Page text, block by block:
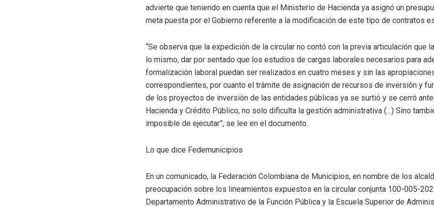
advierte que teniendo en cuenta que el Ministerio de Hacienda ya asignó un
meta puesta por el Gobierno referente a la modificación de este tipo de contratos
“Se observa que la expedición de la circular no contó con la previa articulación que
lo mismo, dar por sentado que los estudios de cargas laborales necesarios para
formalización laboral puedan ser realizados en cuatro meses y sin las
correspondientes, por cuanto el trámite de asignación de recursos de inversión y
de los proyectos de inversión de las entidades públicas ya se surtió y se cerró
Hacienda y Crédito Público, no solo dificulta la gestión administrativa (…) Sino
imposible de ejecutar”, se lee en el documento.
Lo que dice Fedemunicipios
En un comunicado, la Federación Colombiana de Municipios, en nombre de los
preocupación sobre los lineamientos expuestos en la circular conjunta 100-005-
Departamento Administrativo de la Función Pública y la Escuela Superior de